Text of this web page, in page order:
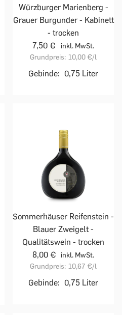
Würzburger Marienberg -
Grauer Burgunder - Kabinett
- trocken
7,50 €
inkl. MwSt.
Grundpreis: 10,00 €/l
Gebinde: 0,75 Liter
Sommerhäuser Reifenstein -
Blauer Zweigelt -
Qualitätswein - trocken
8,00 €
inkl. MwSt.
Grundpreis: 10,67 €/l
Gebinde: 0,75 Liter